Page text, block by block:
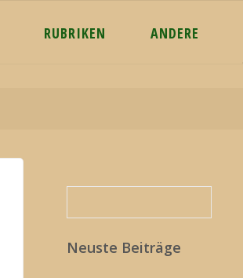
RUBRIKEN ANDERE
Neuste Beiträge